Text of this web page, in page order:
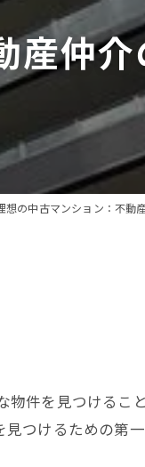
産仲
想の中古マンション：不動
件を見つけるこ
つけるための第